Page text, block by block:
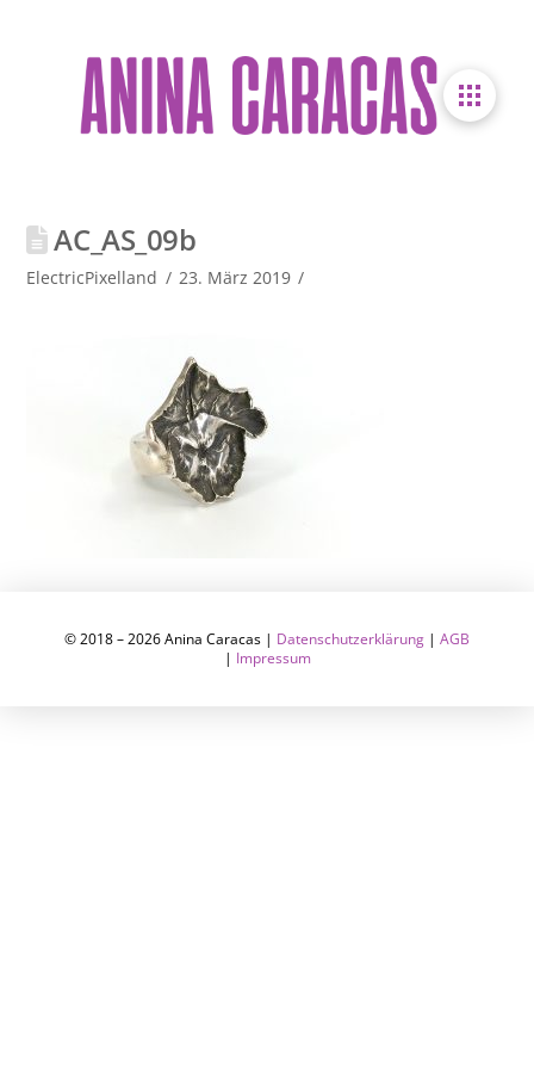
AC_AS_09b
ElectricPixelland 23. März 2019
© 2018 – 2026 Anina Caracas | Datenschutzerklärung | AGB
| Impressum